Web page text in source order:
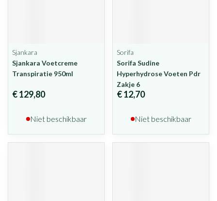
Sjankara
Sjankara Voetcreme
Transpiratie 950ml
€ 129,80
Niet beschikbaar
Sorifa
Sorifa Sudine
Hyperhydrose Voeten Pdr
Zakje 6
€ 12,70
Niet beschikbaar